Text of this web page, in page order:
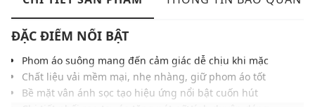
ĐẶC ĐIỂM NỔI BẬT
Phom áo suông mang đến cảm giác dễ chịu khi mặc
Chất liệu vải mềm mại, nhẹ nhàng, giữ phom áo tốt
Bề mặt vân ánh sọc tạo hiệu ứng nổi bật cuốn hút